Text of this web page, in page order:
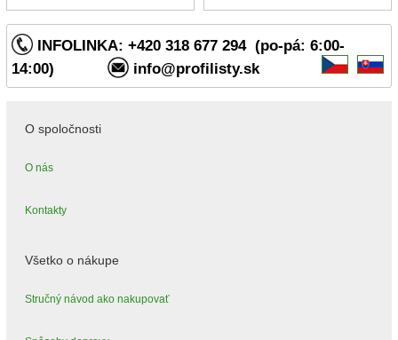
INFOLINKA: +420 318 677 294 (po-pá: 6:00-
14:00)
info@profilisty.sk
O spoločnosti
O nás
Kontakty
Všetko o nákupe
Stručný návod ako nakupovať